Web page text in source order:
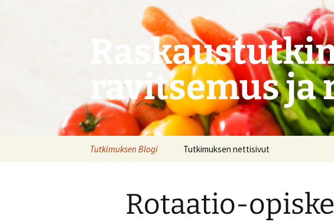
ravitsemus ja
Tutkimuksen Blogi Tutkimuksen nettisivut
Rotaatio-